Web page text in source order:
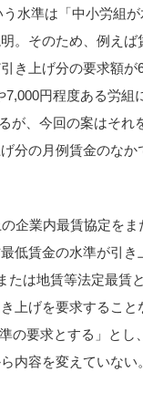
水準は「中小労組
。そのため、例え
き上げ分の要求額が
円程度ある労組
が、今回の案はそれ
分の月例賃金のなか
企業内最賃協定を
低賃金の水準が引き
たは地賃等法定最賃
上げを要求するこ
の要求とする」とし
内容を変えていな